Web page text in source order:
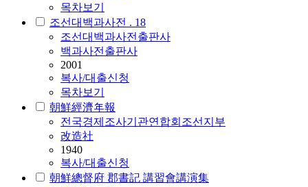
목차보기
조선대백과사전 . 18
조선대백과사전출판사
백과사전출판사
2001
복사/대출신청
목차보기
朝鮮經濟年報
전국경제조사기관연합회 조선지부
改造社
1940
복사/대출신청
朝鮮總督府 郡書記 講習會講演集